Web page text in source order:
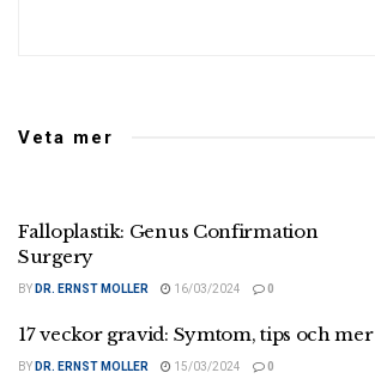
Veta mer
Falloplastik: Genus Confirmation
Surgery
BY DR. ERNST MOLLER 16/03/2024 0
17 veckor gravid: Symtom, tips och mer
BY DR. ERNST MOLLER 15/03/2024 0